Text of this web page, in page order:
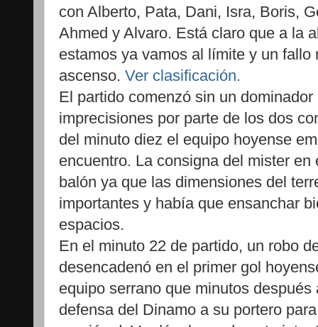
con Alberto, Pata, Dani, Isra, Boris,
Ahmed y Alvaro. Está claro que a la
estamos ya vamos al límite y un fallo
ascenso. Ver clasificación.
El partido comenzó sin un
imprecisiones por parte de los dos
del minuto diez el equipo hoyense
encuentro. La consigna del mister
balón ya que las dimensiones del
importantes y había que ensanchar
espacios.
En el minuto 22 de partido, un robo
desencadenó en el primer gol
equipo serrano que minutos
defensa del Dinamo a su portero